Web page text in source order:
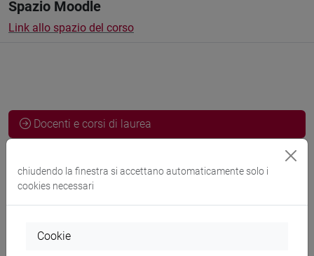
Spazio Moodle
Link allo spazio del corso
Docenti e corsi di laurea
Docenti
chiudendo la finestra si accettano automaticamente solo i
cookies necessari
Cookie